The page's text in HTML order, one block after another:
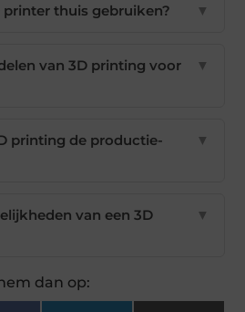
printer thuis gebruiken? ▼
van 3D printing voor
▼
printing de productie-
▼
van een 3D
▼
dan op: